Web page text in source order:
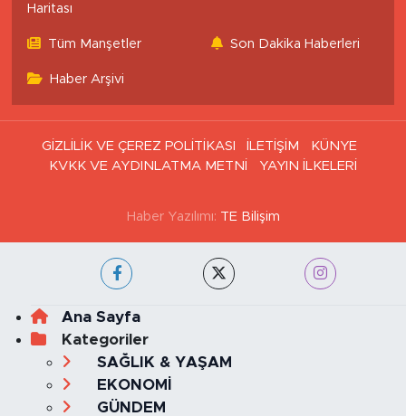
Haritası
Tüm Manşetler Son Dakika Haberleri
Haber Arşivi
GİZLİLİK VE ÇEREZ POLİTİKASI İLETİŞİM
KÜNYE
KVKK VE AYDINLATMA METNİ
YAYIN İLKELERİ
Haber Yazılımı: TE Bilişim
Ana Sayfa
Kategoriler
SAĞLIK & YAŞAM
EKONOMİ
GÜNDEM